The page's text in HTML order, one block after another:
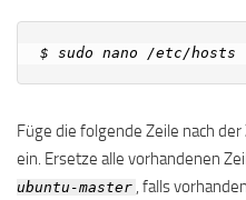
Füge die folgende Zeile nach der
ein. Ersetze alle vorhandenen
ubuntu-master , falls